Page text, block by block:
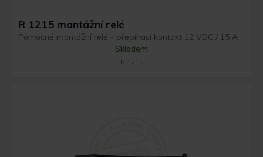
R 1215 montážní relé
Pomocné montážní relé - přepínací kontakt 12 VDC / 15 A
Skladem
R 1215